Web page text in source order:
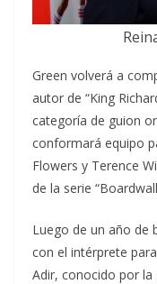
Green volverá a
autor de “King
categoría de guion
conformará equipo
Flowers y Terence
de la serie
Luego de un año de
con el intérprete
Adir, conocido por la